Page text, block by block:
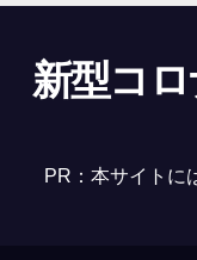
新型コ
PR：本サイトに